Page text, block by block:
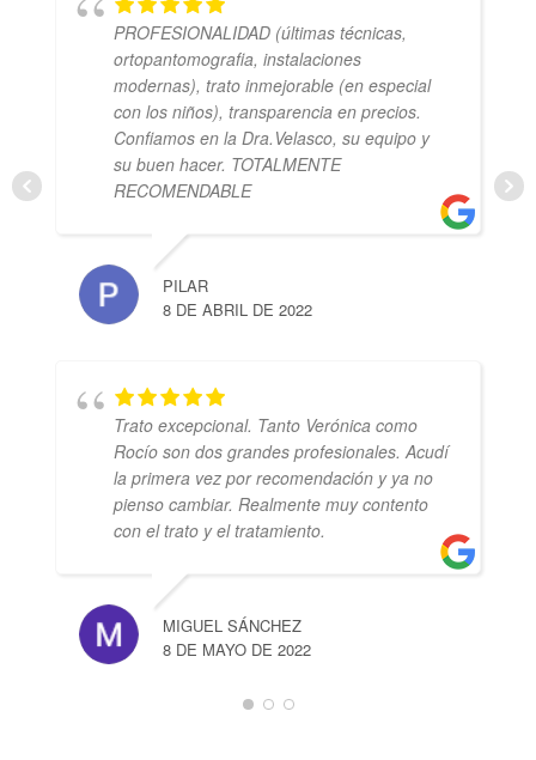
PROFESIONALIDAD (últimas técnicas,
ortopantomografia, instalaciones
modernas), trato inmejorable (en especial
con los niños), transparencia en precios.
Confiamos en la Dra.Velasco, su equipo y
su buen hacer. TOTALMENTE
RECOMENDABLE
PILAR
8 DE ABRIL DE 2022
Trato excepcional. Tanto Verónica como
Rocío son dos grandes profesionales. Acudí
la primera vez por recomendación y ya no
pienso cambiar. Realmente muy contento
con el trato y el tratamiento.
MIGUEL SÁNCHEZ
8 DE MAYO DE 2022